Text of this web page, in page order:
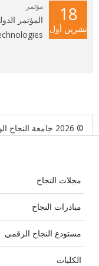
18
تشرين أول
مؤتمر
© 2026 جامعة النجاح الوطنية
مجلات النجاح
مبادرات النجاح
مستودع النجاح الرقمي
الكليات